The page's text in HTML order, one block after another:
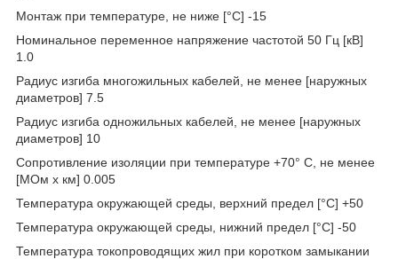
Монтаж при температуре, не ниже [°C] -15
Номинальное переменное напряжение частотой 50 Гц [кВ]
1.0
Радиус изгиба многожильных кабелей, не менее [наружных
диаметров] 7.5
Радиус изгиба одножильных кабелей, не менее [наружных
диаметров] 10
Сопротивление изоляции при температуре +70° С, не менее
[МОм х км] 0.005
Температура окружающей среды, верхний предел [°C] +50
Температура окружающей среды, нижний предел [°C] -50
Температура токопроводящих жил при коротком замыкании